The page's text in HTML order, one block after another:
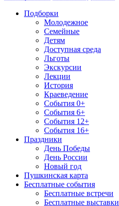
Подборки
Молодежное
Семейные
Детям
Доступная среда
Льготы
Экскурсии
Лекции
История
Краеведение
События 0+
События 6+
События 12+
События 16+
Праздники
День Победы
День России
Новый год
Пушкинская карта
Бесплатные события
Бесплатные встречи
Бесплатные выставки